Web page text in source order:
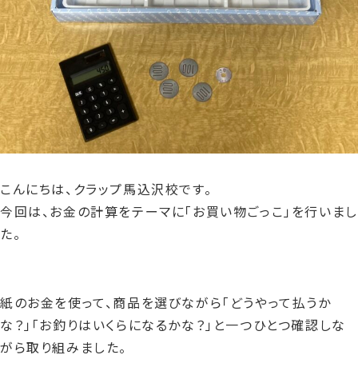
こんにちは、クラップ馬込沢校です。
今回は、お金の計算をテーマに「お買い物ごっこ」を行いまし
た。
紙のお金を使って、商品を選びながら「どうやって払うか
な？」「お釣りはいくらになるかな？」と一つひとつ確認しな
がら取り組みました。